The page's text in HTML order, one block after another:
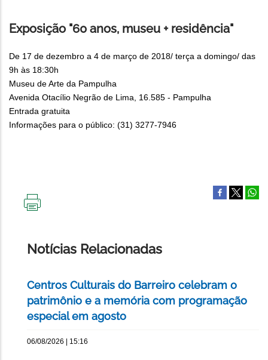
Exposição "60 anos, museu + residência"
De 17 de dezembro a 4 de março de 2018/ terça a domingo/ das
9h às 18:30h
Museu de Arte da Pampulha
Avenida Otacílio Negrão de Lima, 16.585 - Pampulha
Entrada gratuita
Informações para o público: (31) 3277-7946
Notícias Relacionadas
Centros Culturais do Barreiro celebram o
patrimônio e a memória com programação
especial em agosto
06/08/2026 | 15:16